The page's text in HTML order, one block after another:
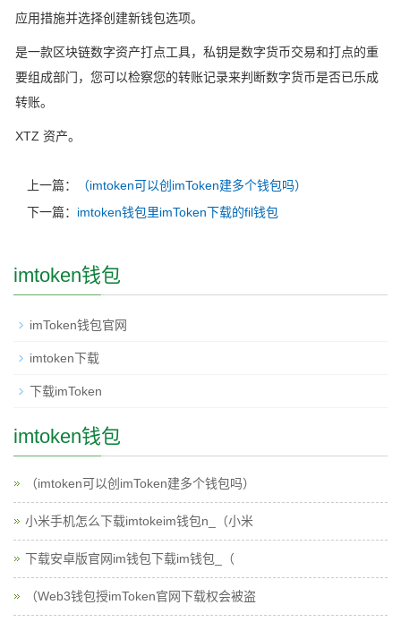
应用措施并选择创建新钱包选项。
是一款区块链数字资产打点工具，私钥是数字货币交易和打点的重
要组成部门，您可以检察您的转账记录来判断数字货币是否已乐成
转账。
XTZ 资产。
上一篇：
（imtoken可以创imToken建多个钱包吗）
下一篇： imtoken钱包里imToken下载的fil钱包
imtoken钱包
imToken钱包官网
imtoken下载
下载imToken
imtoken钱包
（imtoken可以创imToken建多个钱包吗）
小米手机怎么下载imtokeim钱包n_（小米
下载安卓版官网im钱包下载im钱包_（
（Web3钱包授imToken官网下载权会被盗